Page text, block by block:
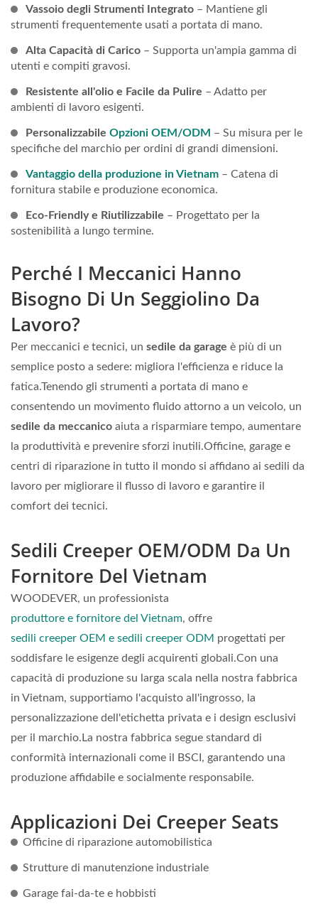
Vassoio degli Strumenti Integrato – Mantiene gli
strumenti frequentemente usati a portata di mano.
Alta Capacità di Carico – Supporta un'ampia gamma di
utenti e compiti gravosi.
Resistente all'olio e Facile da Pulire – Adatto per
ambienti di lavoro esigenti.
Personalizzabile Opzioni OEM/ODM – Su misura per le
specifiche del marchio per ordini di grandi dimensioni.
Vantaggio della produzione in Vietnam – Catena di
fornitura stabile e produzione economica.
Eco-Friendly e Riutilizzabile – Progettato per la
sostenibilità a lungo termine.
Perché I Meccanici Hanno
Bisogno Di Un Seggiolino Da
Lavoro?
Per meccanici e tecnici, un sedile da garage è più di un
semplice posto a sedere: migliora l'efficienza e riduce la
fatica.Tenendo gli strumenti a portata di mano e
consentendo un movimento fluido attorno a un veicolo, un
sedile da meccanico aiuta a risparmiare tempo, aumentare
la produttività e prevenire sforzi inutili.Officine, garage e
centri di riparazione in tutto il mondo si affidano ai sedili da
lavoro per migliorare il flusso di lavoro e garantire il
comfort dei tecnici.
Sedili Creeper OEM/ODM Da Un
Fornitore Del Vietnam
WOODEVER, un professionista
produttore e fornitore del Vietnam, offre
sedili creeper OEM e sedili creeper ODM progettati per
soddisfare le esigenze degli acquirenti globali.Con una
capacità di produzione su larga scala nella nostra fabbrica
in Vietnam, supportiamo l'acquisto all'ingrosso, la
personalizzazione dell'etichetta privata e i design esclusivi
per il marchio.La nostra fabbrica segue standard di
conformità internazionali come il BSCI, garantendo una
produzione affidabile e socialmente responsabile.
Applicazioni Dei Creeper Seats
Officine di riparazione automobilistica
Strutture di manutenzione industriale
Garage fai-da-te e hobbisti